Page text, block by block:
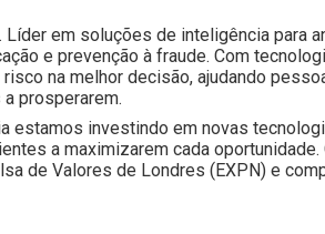
Líder em soluções de inteligência para
e prevenção à fraude. Com
na melhor decisão, ajudando
prosperarem.
estamos investindo em novas
a maximizarem cada oportunidade.
de Valores de Londres (EXPN) e